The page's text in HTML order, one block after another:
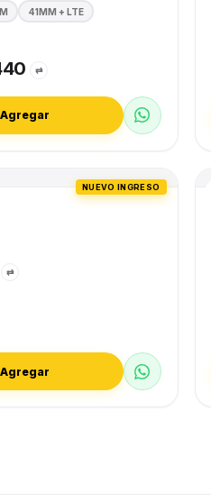
41MM + LTE
⇄
Agregar
NUEVO INGRESO
⇄
Agregar